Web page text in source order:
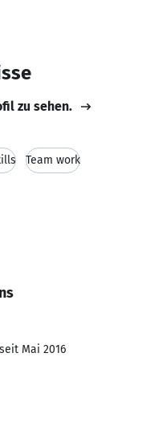
zu sehen.
Team work
Mai 2016